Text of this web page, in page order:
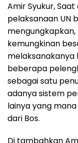
Amir Syukur,
pelaksanaan UN
mengungkapkan,
kemungkinan
beberapa
sebagai satu
adanya sistem
lainya yang
dari Bos.